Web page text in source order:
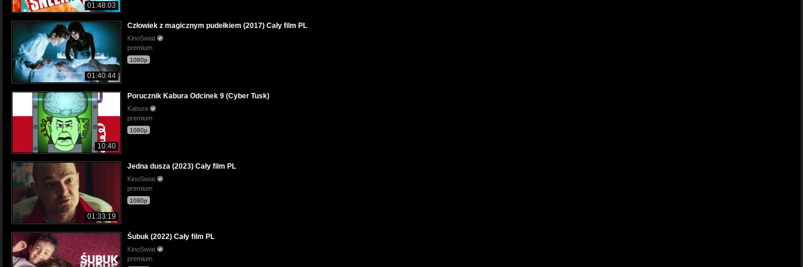
01:48:03
01:40:44
Człowiek z magicznym pudełkiem (2017) Cały film PL
KinoSwiat
premium
1080p
10:40
Porucznik Kabura Odcinek 9 (Cyber Tusk)
Kabura
premium
1080p
01:33:19
Jedna dusza (2023) Cały film PL
KinoSwiat
premium
1080p
Śubuk (2022) Cały film PL
KinoSwiat
premium